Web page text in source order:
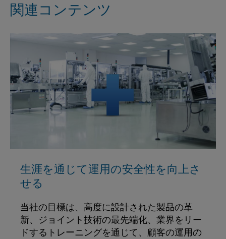
関連コンテンツ
生涯を通じて運用の安全性を向上さ
せる
当社の目標は、高度に設計された製品の革
新、ジョイント技術の最先端化、業界をリー
ドするトレーニングを通じて、顧客の運用の